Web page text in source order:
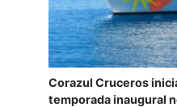
Corazul Cruceros
temporada inaugural